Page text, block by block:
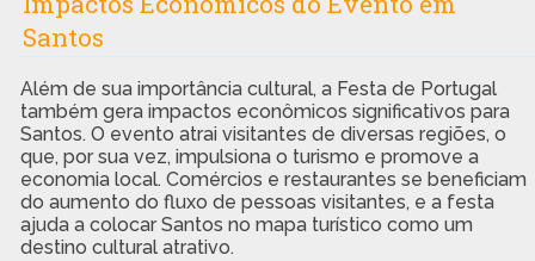
Santos
Além de sua importância cultural, a Festa de Portugal
também gera impactos econômicos significativos para
Santos. O evento atrai visitantes de diversas regiões, o
que, por sua vez, impulsiona o turismo e promove a
economia local. Comércios e restaurantes se beneficiam
do aumento do fluxo de pessoas visitantes, e a festa
ajuda a colocar Santos no mapa turístico como um
destino cultural atrativo.